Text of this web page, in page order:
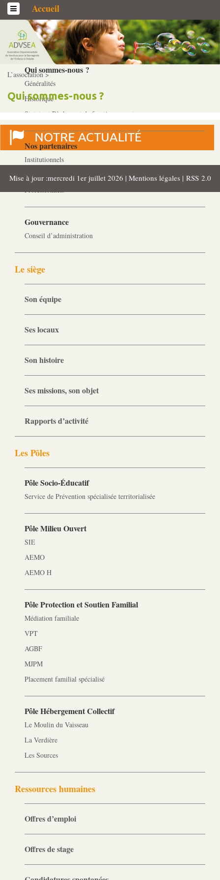
Accueil
L’association
Qui sommes-­nous ?
Généralités
Historique
Statuts et Règlement de fonctionnement
Nos partenaires
Institutionnels
Acteurs
Professionnels
Gouvernance
Conseil d’administration
Le siège
Son équipe
Ses locaux
Son histoire
Ses missions, son objet
Rapports d’activité
Les Pôles
Pôle Socio-­Éducatif
Service de Prévention spécialisée territorialisée
Pôle Milieu Ouvert
SIE
AEMO
AEMO H
Pôle Protection et Soutien Familial
Médiation familiale
VPT
AGBF
MJPM
Placement familial spécialisé
Pôle Hébergement Collectif
Le Moulin du Vaisseau
La Verdière
Les Sources
Ressources humaines
Offres d’emploi
Offres de stage
L’association >
Qui sommes-­nous ?
Mise à jour :mercredi 1er juillet 2026 | Mentions légales | RSS 2.0